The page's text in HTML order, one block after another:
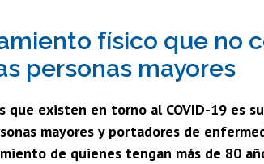
físico que no
personas mayores
que existen en torno al COVID-19 es
mayores y portadores de
de quienes tengan más de 80